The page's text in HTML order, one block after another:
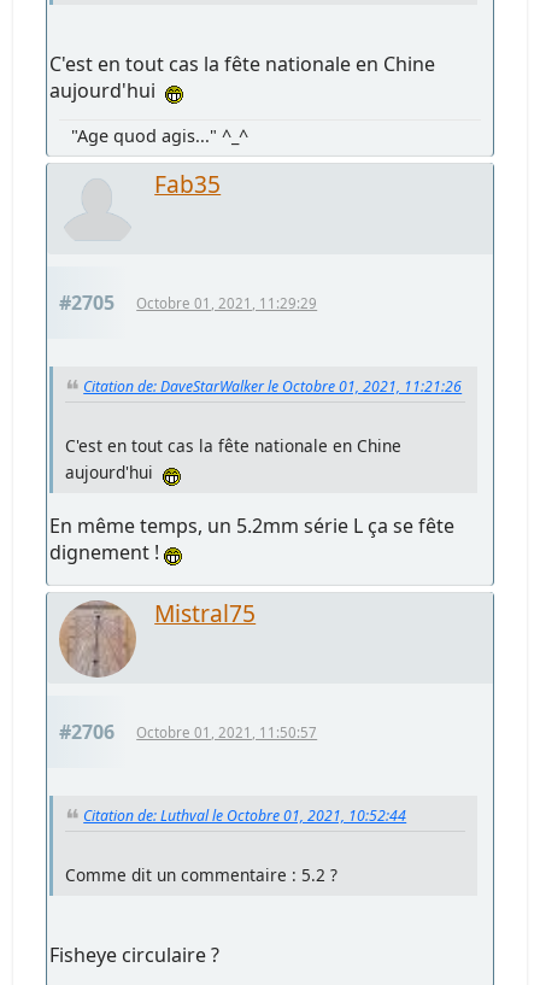
C'est en tout cas la fête nationale en Chine
aujourd'hui
"Age quod agis..." ^_^
Fab35
#2705 Octobre 01, 2021, 11:29:29
Citation de: DaveStarWalker le Octobre 01, 2021, 11:21:26
C'est en tout cas la fête nationale en Chine
aujourd'hui
En même temps, un 5.2mm série L ça se fête
dignement !
Mistral75
#2706 Octobre 01, 2021, 11:50:57
Citation de: Luthval le Octobre 01, 2021, 10:52:44
Comme dit un commentaire : 5.2 ?
Fisheye circulaire ?